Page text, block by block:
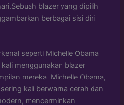
blazer yang dipilih
berbagai sisi diri
seperti Michelle Obama
menggunakan blazer
mereka. Michelle Obama,
kali berwarna cerah dan
mencerminkan